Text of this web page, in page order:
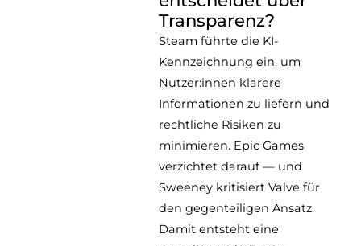
Transparenz?
Steam führte die KI-
Kennzeichnung ein, um
Nutzer:innen klarere
Informationen zu liefern und
rechtliche Risiken zu
minimieren. Epic Games
verzichtet darauf — und
Sweeney kritisiert Valve für
den gegenteiligen Ansatz.
Damit entsteht eine